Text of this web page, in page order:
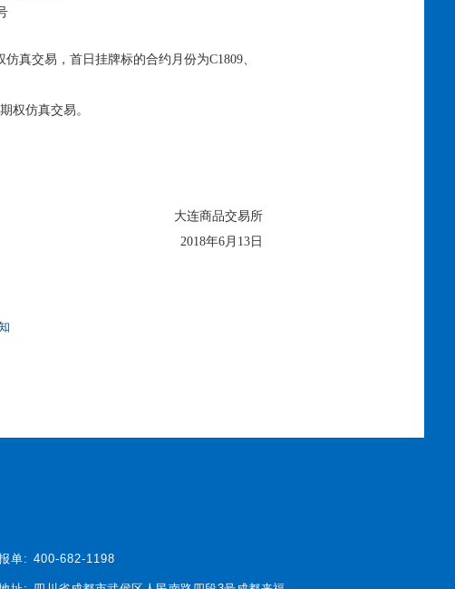
交易，首日挂牌标的合约月份为C1809、
权仿真交易。
大连商品交易所
2018年6月13日
单: 400-682-1198